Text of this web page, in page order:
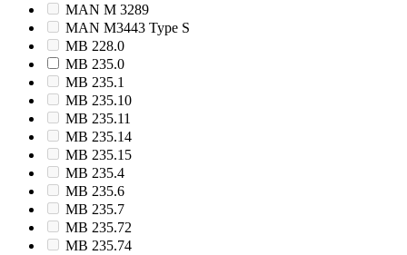
MAN M 3289
MAN M3443 Type S
MB 228.0
MB 235.0
MB 235.1
MB 235.10
MB 235.11
MB 235.14
MB 235.15
MB 235.4
MB 235.6
MB 235.7
MB 235.72
MB 235.74